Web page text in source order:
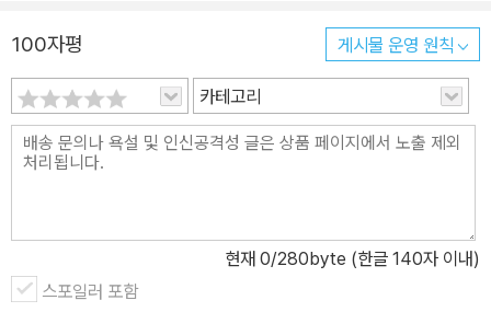
작하는 입문자부터 이미 C# 프로그래밍 언어를 익힌 적이 있는 개발
자에 이르기까지 C#의 면면을 제대로 배울 수 있게 도와준다. ★ 이
책의 대상 독자 ★ 1. 처음 프로그래밍을 접하는 독자 2. C# 언어의
발전을 따라가지 못한 경력 개발자 3. 다른 언어를 공부한 개발자 이
책은 전체적으로는 1번 독자를 대상으로 하지만, 가능한 한 2번과 3
번에 해당하는 독자에게도 도움되도록 구성돼 있다. ★ 이 책의 구성
발 환경 준비 o 3장: C# 언어의 기본적인 문법 o 4장: C# 언어의 핵
심: 클래스 o 5장: 기타 C# 문법 o 6장: 클래스 [2부] C# 2.0, 3.0,
4.0, 5.0에 추가된 문법 o 7장: C# 2.0에 추가된 문법 o 8장: C# 3.
100자평 게시물 운영 원칙
카테고리
현재 0/280byte (한글 140자 이내)
스포일러 포함